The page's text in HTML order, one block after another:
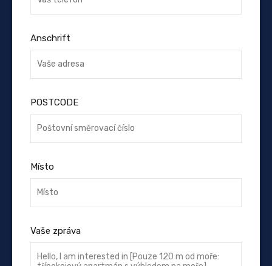
Anschrift
POSTCODE
Místo
Vaše zpráva